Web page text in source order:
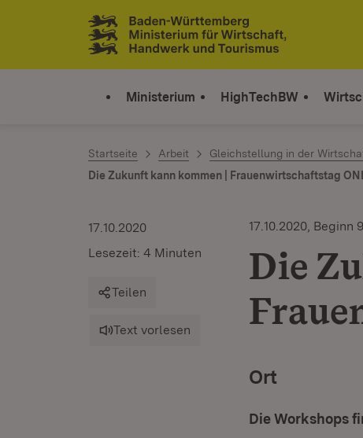
Zum Inhalt springen
Link zur Startseite
Ministerium HighTechBW
Startseite Arbeit Gleichstellung in der
Die Zukunft kann kommen | Frauenwirtschaftstag
17.10.2020, Beginn
Die
17.10.2020
Lesezeit: 4 Minuten
Teilen
Text vorlesen
Ort
Die Workshops